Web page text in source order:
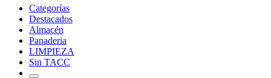
Categorías
Destacados
Almacén
Panaderia
LIMPIEZA
Sin TACC